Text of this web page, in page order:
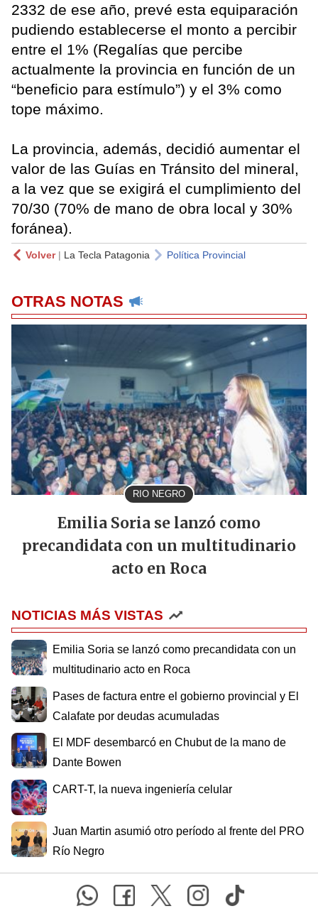
2332 de ese año, prevé esta equiparación
pudiendo establecerse el monto a percibir
entre el 1% (Regalías que percibe
actualmente la provincia en función de un
“beneficio para estímulo”) y el 3% como
tope máximo.
La provincia, además, decidió aumentar el
valor de las Guías en Tránsito del mineral,
a la vez que se exigirá el cumplimiento del
70/30 (70% de mano de obra local y 30%
foránea).
Volver| La Tecla Patagonia Política Provincial
OTRAS NOTAS
RIO NEGRO
Emilia Soria se lanzó como
precandidata con un multitudinario
acto en Roca
NOTICIAS MÁS VISTAS
Emilia Soria se lanzó como precandidata con un
multitudinario acto en Roca
Pases de factura entre el gobierno provincial y El
Calafate por deudas acumuladas
El MDF desembarcó en Chubut de la mano de
Dante Bowen
CART-T, la nueva ingeniería celular
Juan Martin asumió otro período al frente del PRO
Río Negro